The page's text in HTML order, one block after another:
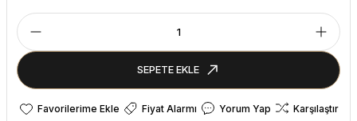
SEPETE EKLE
Fiyat Alarmı Yorum Yap
Karşılaştır